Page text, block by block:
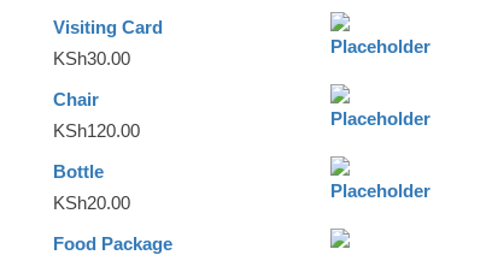
Visiting Card
KSh30.00
Chair
KSh120.00
Bottle
KSh20.00
Food Package